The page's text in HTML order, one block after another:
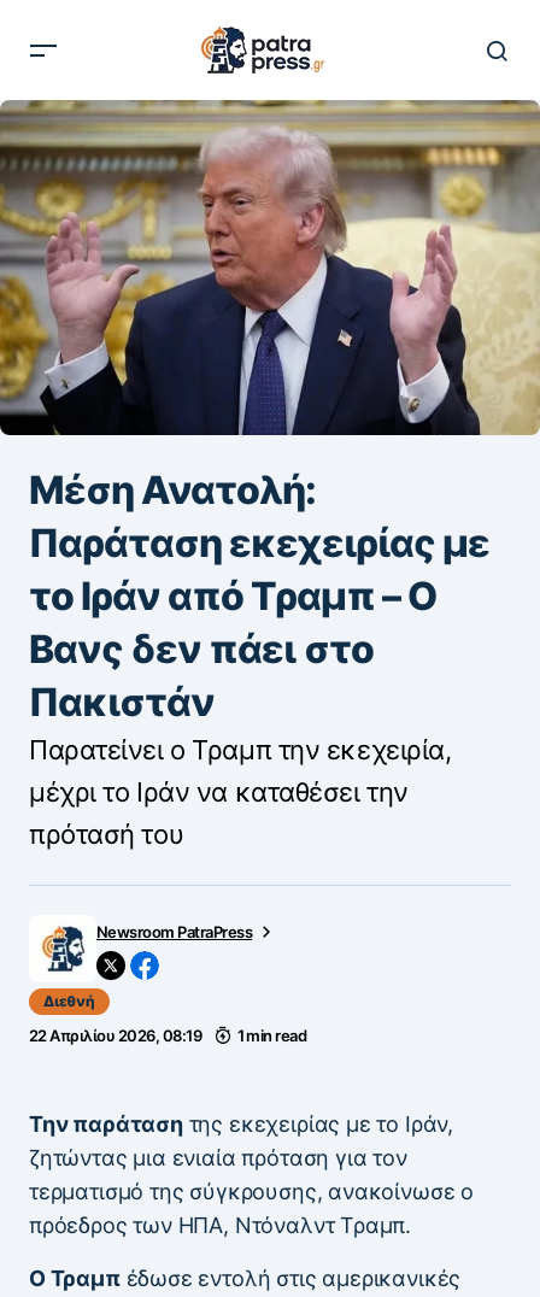
Μέση Ανατολή:
Παράταση εκεχειρίας με
το Ιράν από Τραμπ – Ο
Βανς δεν πάει στο
Πακιστάν
Παρατείνει ο Τραμπ την εκεχειρία,
μέχρι το Ιράν να καταθέσει την
πρότασή του
Newsroom PatraPress
Διεθνή
22 Απριλίου 2026, 08:19 1 min read
Την παράτασητης εκεχειρίας με το Ιράν,
ζητώντας μια ενιαία πρόταση για τον
τερματισμό της σύγκρουσης, ανακοίνωσε ο
πρόεδρος των ΗΠΑ, Ντόναλντ Τραμπ.
Ο Τραμπέδωσε εντολή στις αμερικανικές